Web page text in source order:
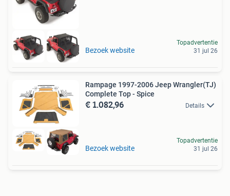
Bezoek website
Topadvertentie
31 jul 26
Rampage 1997-2006 Jeep Wrangler(TJ)
Complete Top - Spice
€ 1.082,96 Details
Bezoek website
Topadvertentie
31 jul 26